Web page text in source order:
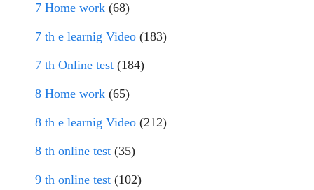
7 Home work (68)
7 th e learnig Video (183)
7 th Online test (184)
8 Home work (65)
8 th e learnig Video (212)
8 th online test (35)
9 th online test (102)